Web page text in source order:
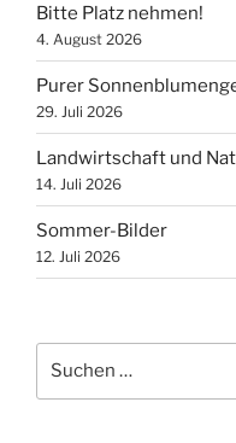
Bitte Platz nehmen!
4. August 2026
Purer
29. Juli 2026
Landwirtschaft und
14. Juli 2026
Sommer-Bilder
12. Juli 2026
nach: